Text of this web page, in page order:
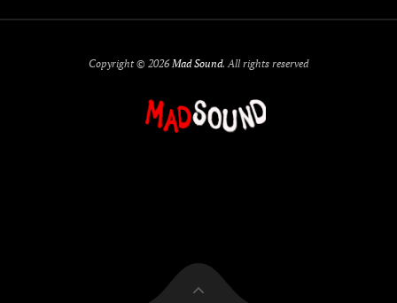
Copyright © 2026Mad Sound. All rights reserved